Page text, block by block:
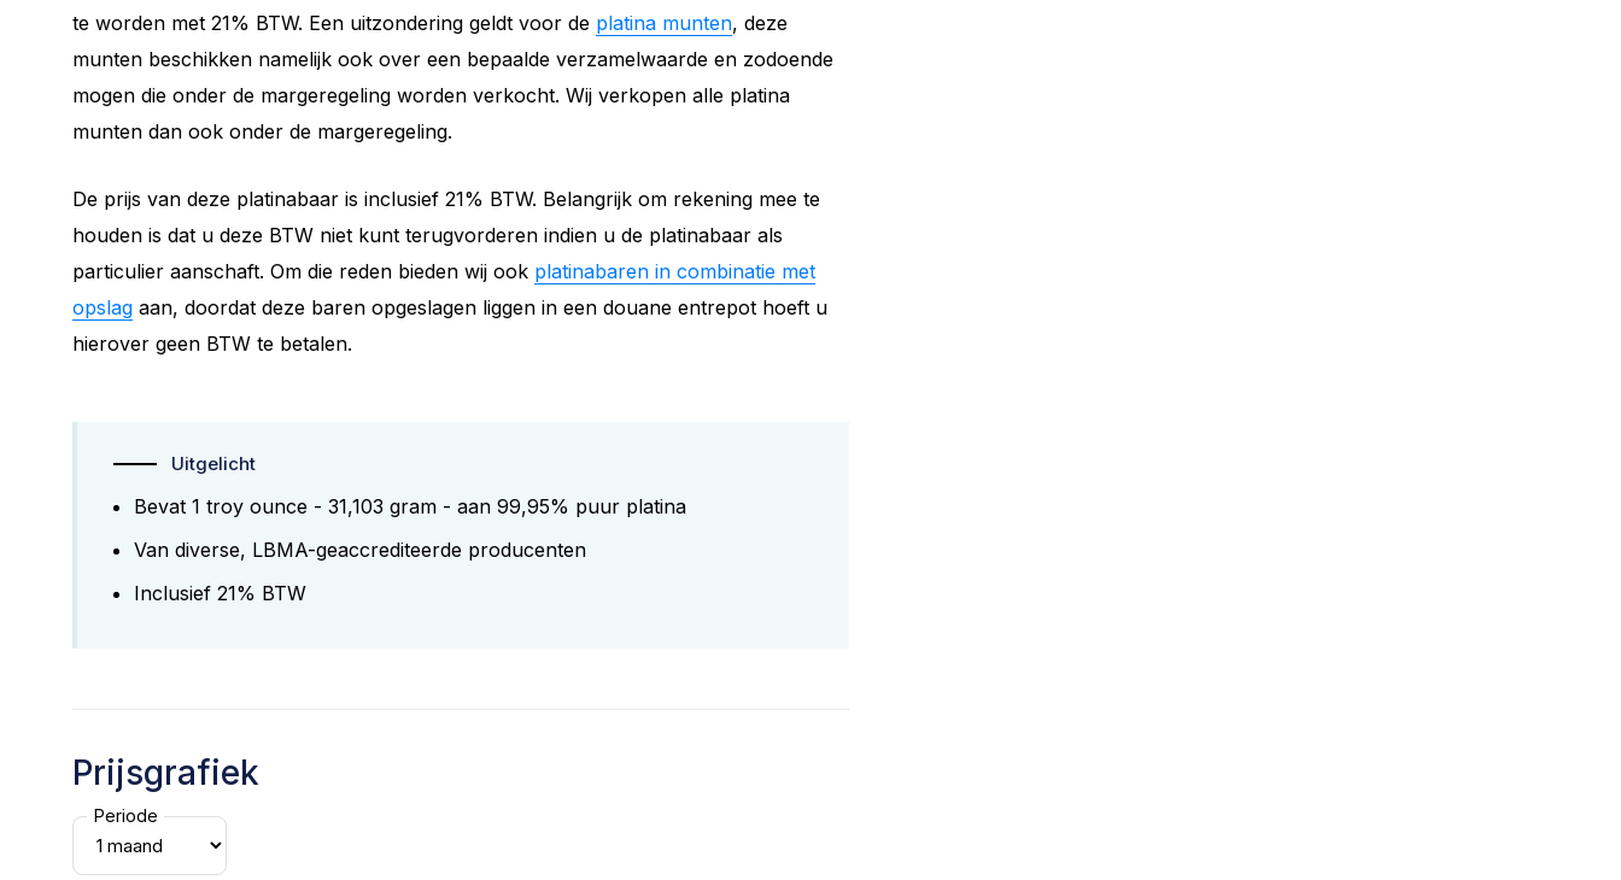
te worden met 21% BTW. Een uitzondering geldt voor de platina munten, deze
munten beschikken namelijk ook over een bepaalde verzamelwaarde en zodoende
mogen die onder de margeregeling worden verkocht. Wij verkopen alle platina
munten dan ook onder de margeregeling.
De prijs van deze platinabaar is inclusief 21% BTW. Belangrijk om rekening mee te
houden is dat u deze BTW niet kunt terugvorderen indien u de platinabaar als
particulier aanschaft. Om die reden bieden wij ook platinabaren in combinatie met
opslag aan, doordat deze baren opgeslagen liggen in een douane entrepot hoeft u
hierover geen BTW te betalen.
Uitgelicht
Bevat 1 troy ounce - 31,103 gram - aan 99,95% puur platina
Van diverse, LBMA-geaccrediteerde producenten
Inclusief 21% BTW
Prijsgrafiek
Periode